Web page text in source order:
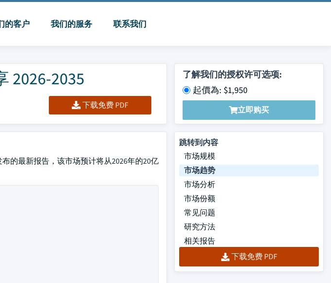
的客户 我们的服务 联系我们
2026-2035
下载免费 PDF
了解我们的授权许可选项:
起價為: $1,950
立即购买
的最新报告，该市场预计将从2026年的20亿
跳转到内容
市场规模
市场趋势
市场分析
市场份额
常见问题
研究方法
相关报告
下载免费 PDF